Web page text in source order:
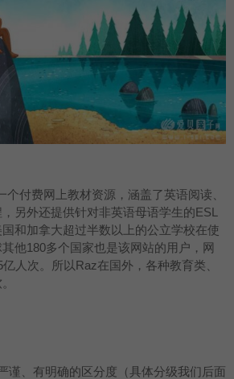
个付费网上教材资源，涵盖了英语阅读、
另外还提供针对非英语母语学生的ESL
和加拿大超过半数以上的公立学校在使
他180多个国家也是该网站的用户，网
人次。所以Raz在国外，各种教育类、
谨、有明确的区分度（具体分级我们后面